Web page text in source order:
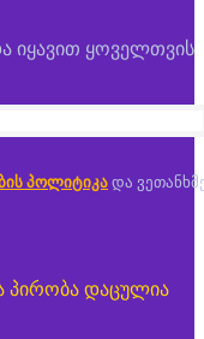
იყავით ყოველთვის
პოლიტიკა და
პირობა დაცულია